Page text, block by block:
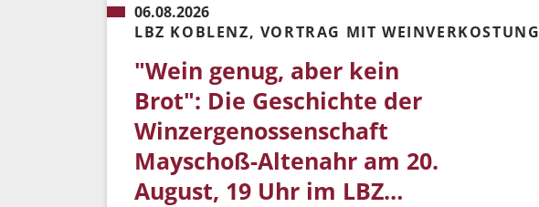
06.08.2026
LBZ KOBLENZ, VORTRAG MIT WEINVERKOSTUNG
"Wein genug, aber kein
Brot": Die Geschichte der
Winzergenossenschaft
Mayschoß-Altenahr am 20.
August, 19 Uhr im LBZ…